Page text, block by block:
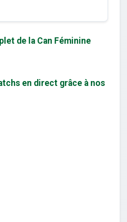
de la Can Féminine
en direct grâce à nos